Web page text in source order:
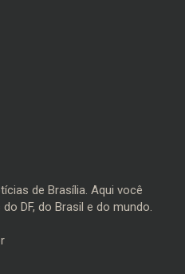
de Brasília. Aqui você
DF, do Brasil e do mundo.